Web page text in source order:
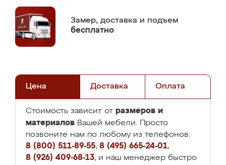
Замер, доставка и подъем
бесплатно
Цена Доставка Оплата
Стоимость зависит от размеров и
материалов Вашей мебели. Просто
позвоните нам по любому из телефонов:
8 (800) 511-89-55, 8 (495) 665-24-01,
8 (926) 409-68-13, и наш менеджер быстро